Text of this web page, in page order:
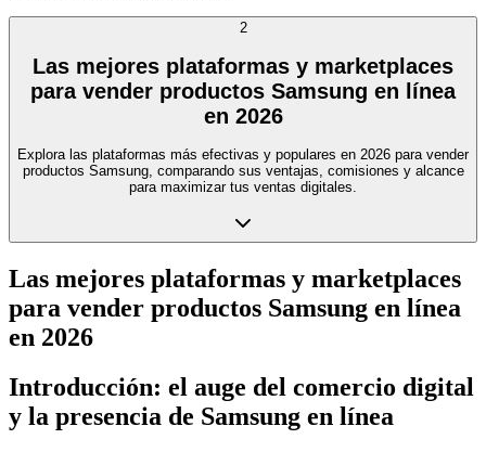
2
Las mejores plataformas y marketplaces
para vender productos Samsung en línea
en 2026
Explora las plataformas más efectivas y populares en 2026 para vender
productos Samsung, comparando sus ventajas, comisiones y alcance
para maximizar tus ventas digitales.
Las mejores plataformas y marketplaces
para vender productos Samsung en línea
en 2026
Introducción: el auge del comercio digital
y la presencia de Samsung en línea